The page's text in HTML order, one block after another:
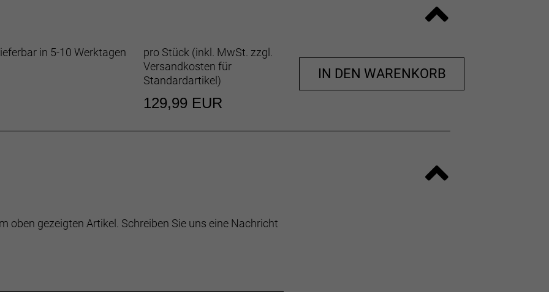
in 5-10 Werktagen
pro Stück (inkl. MwSt. zzgl.
Versandkosten für
Standardartikel)
129,99 EUR
IN DEN WARENKORB
oben gezeigten Artikel. Schreiben Sie uns eine Nachricht